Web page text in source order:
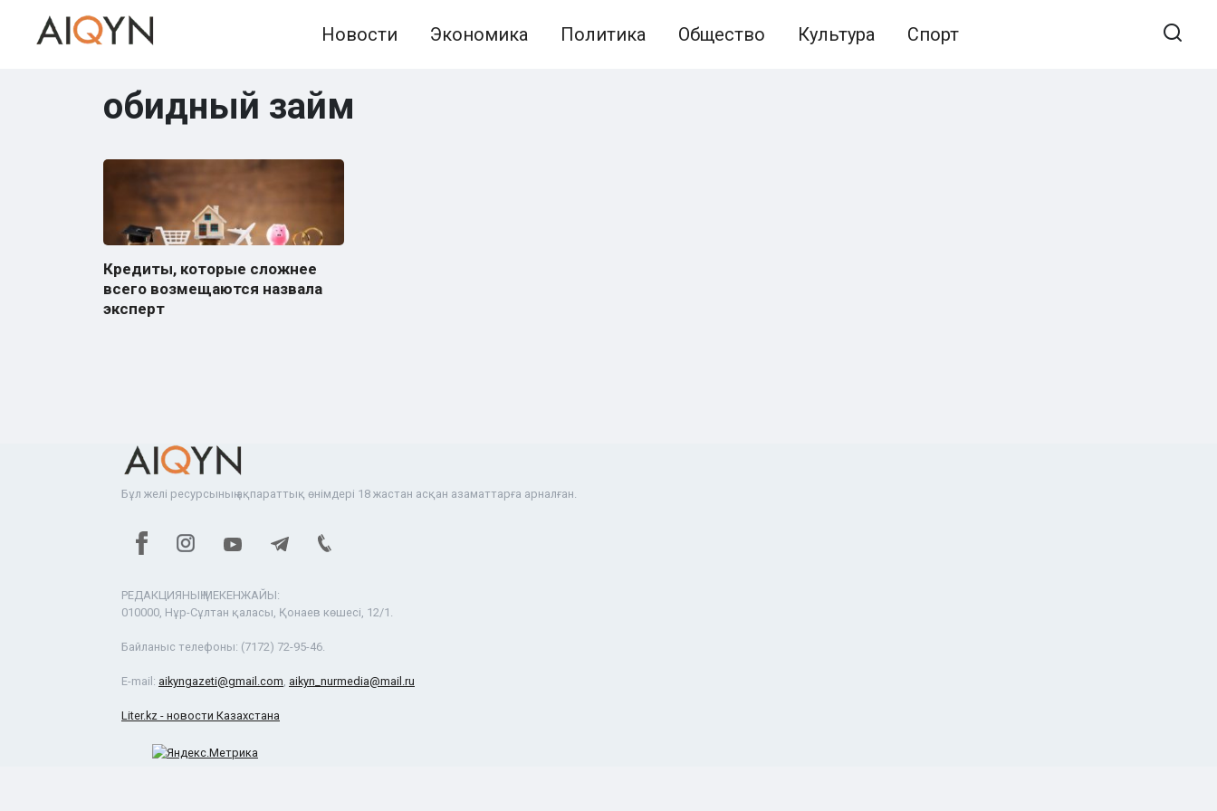
Новости Экономика Политика Общество Культура Спорт
обидный займ
Кредиты, которые сложнее
всего возмещаются назвала
эксперт
Бұл желі ресурсының ақпараттық өнімдері 18 жастан асқан азаматтарға арналған.
РЕДАКЦИЯНЫҢ МЕКЕНЖАЙЫ:
010000, Нұр-Сұлтан қаласы, Қонаев көшесі, 12/1.
Байланыс телефоны: (7172) 72-95-46.
E-mail: aikyngazeti@gmail.com aikyn_nurmedia@mail.ru
Liter.kz - новости Казахстана